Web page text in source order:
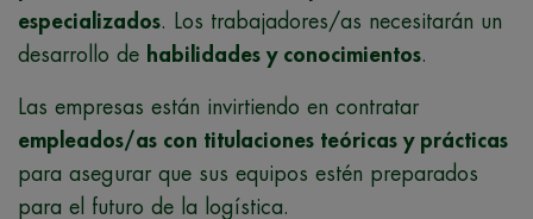
especializados. Los trabajadores/as necesitarán un
desarrollo de habilidades y conocimientos.
Las empresas están invirtiendo en contratar
empleados/as con titulaciones teóricas y prácticas
para asegurar que sus equipos estén preparados
para el futuro de la logística.